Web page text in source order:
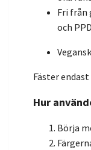
Fri från
och
Vegansk
Fäster
Hur
Börja